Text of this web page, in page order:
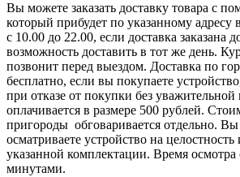
Вы можете заказать доставку товара с
который прибудет по указанному адресу
с 10.00 до 22.00, если доставка заказана
возможность доставить в тот же день.
позвонит перед выездом. Доставка по
бесплатно, если вы покупаете
при отказе от покупки без
оплачивается в размере 500 рублей.
пригороды обговаривается отдельно.
осматриваете устройство на целостность
указанной комплектации. Время осмотра
минутами.